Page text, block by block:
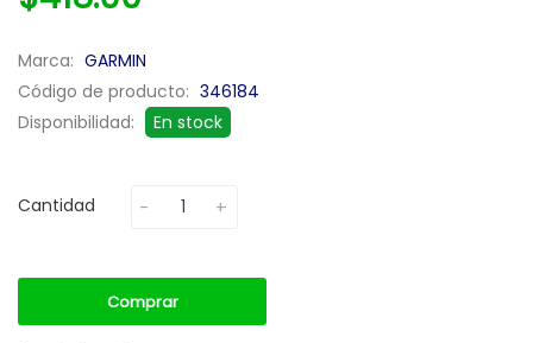
Marca: GARMIN
Código de producto: 346184
Disponibilidad:
En stock
Cantidad
Comprar